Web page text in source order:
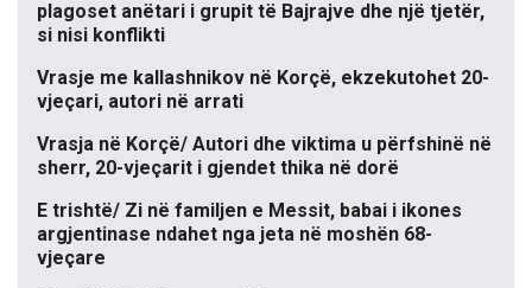
plagoset anëtari i grupit të Bajrajve dhe një tjetër,
si nisi konflikti
Vrasje me kallashnikov në Korçë, ekzekutohet 20-
vjeçari, autori në arrati
Vrasja në Korçë/ Autori dhe viktima u përfshinë në
sherr, 20-vjeçarit i gjendet thika në dorë
E trishtë/ Zi në familjen e Messit, babai i ikones
argjentinase ndahet nga jeta në moshën 68-
vjeçare